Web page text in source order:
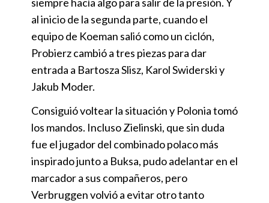
al inicio de la segunda parte, cuando el
equipo de Koeman salió como un ciclón,
Probierz cambió a tres piezas para dar
entrada a Bartosza Slisz, Karol Swiderski y
Jakub Moder.
Consiguió voltear la situación y Polonia tomó
los mandos. Incluso Zielinski, que sin duda
fue el jugador del combinado polaco más
inspirado junto a Buksa, pudo adelantar en el
marcador a sus compañeros, pero
Verbruggen volvió a evitar otro tanto